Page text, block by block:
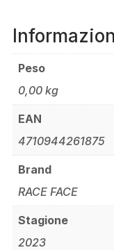
Peso
0,00 kg
EAN
4710944261875
Brand
RACE FACE
Stagione
2023